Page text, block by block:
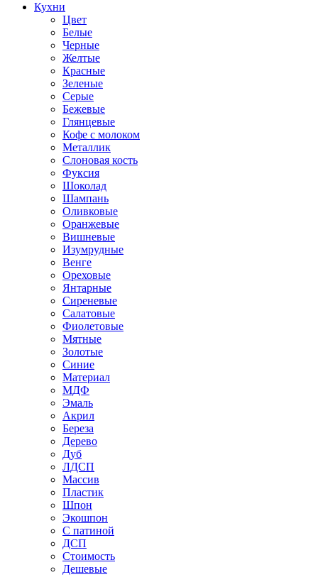
Кухни
Цвет
Белые
Черные
Желтые
Красные
Зеленые
Серые
Бежевые
Глянцевые
Кофе с молоком
Металлик
Слоновая кость
Фуксия
Шоколад
Шампань
Оливковые
Оранжевые
Вишневые
Изумрудные
Венге
Ореховые
Янтарные
Сиреневые
Салатовые
Фиолетовые
Мятные
Золотые
Синие
Материал
МДФ
Эмаль
Акрил
Береза
Дерево
Дуб
ЛДСП
Массив
Пластик
Шпон
Экошпон
С патиной
ДСП
Стоимость
Дешевые